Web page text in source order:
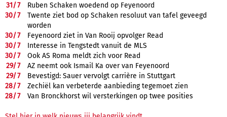
31/7
Ruben Schaken woedend op Feyenoord
30/7
Twente ziet bod op Schaken resoluut van tafel geveegd
worden
30/7
Feyenoord ziet in Van Rooij opvolger Read
30/7
Interesse in Tengstedt vanuit de MLS
30/7
Ook AS Roma meldt zich voor Read
29/7
AZ neemt ook Ismail Ka over van Feyenoord
29/7
Bevestigd: Sauer vervolgt carrière in Stuttgart
28/7
Zechiël kan verbeterde aanbieding tegemoet zien
28/7 Van Bronckhorst wil versterkingen op twee posities